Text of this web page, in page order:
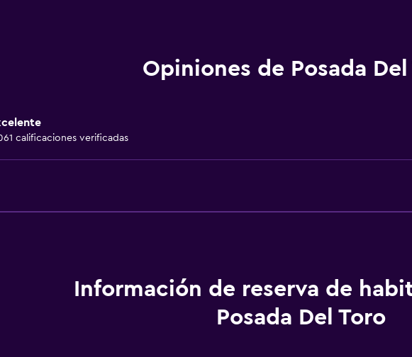
gratis
Pantuflas
Baño
Opiniones de Posada Del
calificaciones verificadas
Información de reserva de
Posada Del Toro